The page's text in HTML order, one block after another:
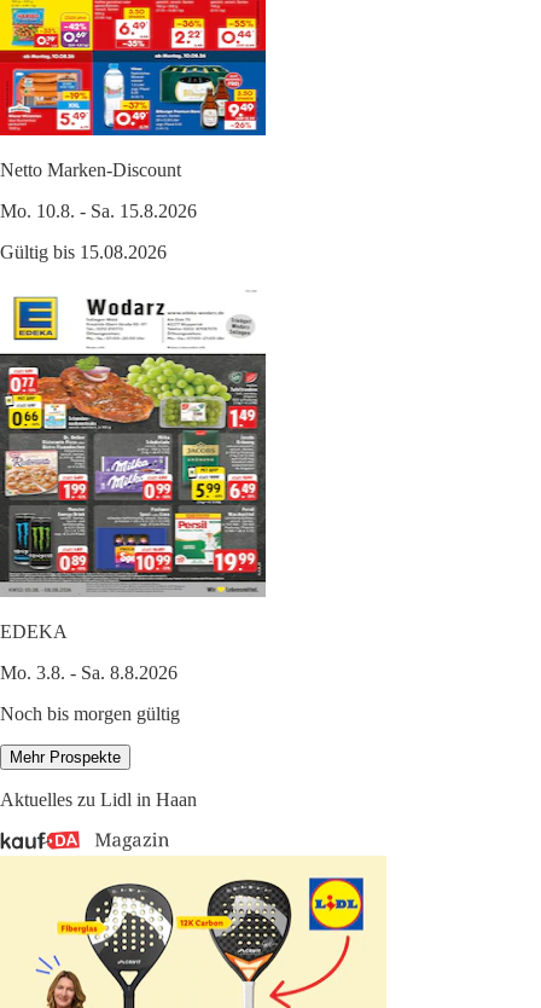
Netto Marken-Discount
Mo. 10.8. - Sa. 15.8.2026
Gültig bis 15.08.2026
EDEKA
Mo. 3.8. - Sa. 8.8.2026
Noch bis morgen gültig
Mehr Prospekte
Aktuelles zu Lidl in Haan